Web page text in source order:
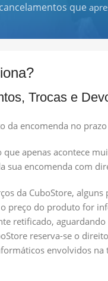
que
Trocas e
da encomenda no
que apenas acontece
sua encomenda com
da CuboStore,
o preço do produto for
retificado,
reserva-se o
envolvidos na